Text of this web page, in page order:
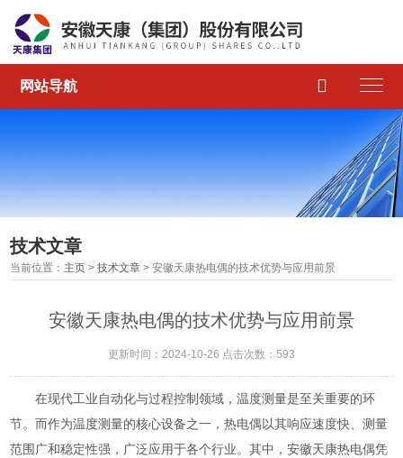
网站导航 
技术文章
当前位置： 主页 >技术文章 > 安徽天康热电偶的技术优势与应用前景
安徽天康热电偶的技术优势与应用前景
更新时间：2024-10-26 点击次数：593
在现代工业自动化与过程控制领域，温度测量是至关重要的环
节。而作为温度测量的核心设备之一，热电偶以其响应速度快、测量
范围广和稳定性强，广泛应用于各个行业。其中，安徽天康热电偶凭